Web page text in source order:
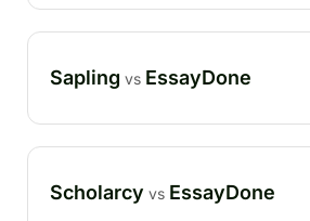
Sapling vs EssayDone
Scholarcy vs EssayDone